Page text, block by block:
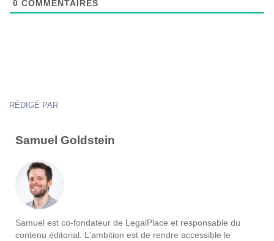
0 COMMENTAIRES
RÉDIGÉ PAR
Samuel Goldstein
Samuel est co-fondateur de LegalPlace et responsable du
contenu éditorial. L'ambition est de rendre accessible le